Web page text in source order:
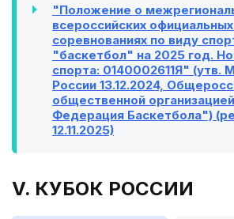
"Положение о
всероссийских
соревнованиях по виду
"баскетбол" на 2025 год.
спорта: 0140002611Я" (утв.
России 13.12.2024,
общественной
Федерация Баскетбола")
12.11.2025)
V. КУБОК РОССИИ